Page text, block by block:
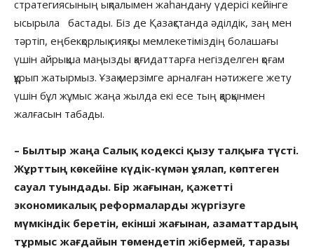
стратегиясының ықпалымен жаһандану үдерісі кейінге
ысырыла бастады. Біз де Қазақстанда әділдік, заң мен
тәртіп, еңбекқорлық сияқты мемлекетіміздің болашағы
үшін айрықша маңызды қағидаттарға негізделген қоғам
құрып жатырмыз. Ұзақ мерзімге арналған нәтижеге жету
үшін бұл жұмыс жаңа жылда екі есе тың қарқынмен
жалғасын табады.
– Былтыр жаңа Салық кодексі қызу талқыға түсті.
Жұрттың көкейіне күдік-күмән ұялап, көптеген
сауал туындады. Бір жағынан, қажетті
экономикалық реформаларды жүргізуге
мүмкіндік беретін, екінші жағынан, азаматтардың
тұрмыс жағдайын төмендетіп жібермей, таразы